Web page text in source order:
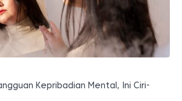
Kepribadian Mental, Ini Ciri-